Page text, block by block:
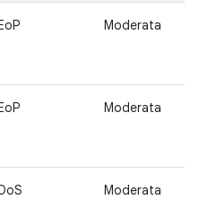
Moderata
Moderata
Moderata